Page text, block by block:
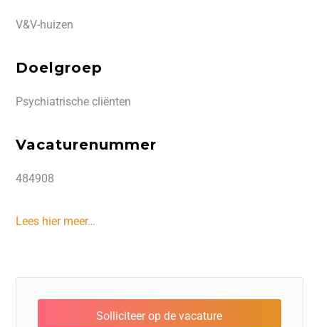
V&V-huizen
Doelgroep
Psychiatrische cliënten
Vacaturenummer
484908
Lees hier meer…